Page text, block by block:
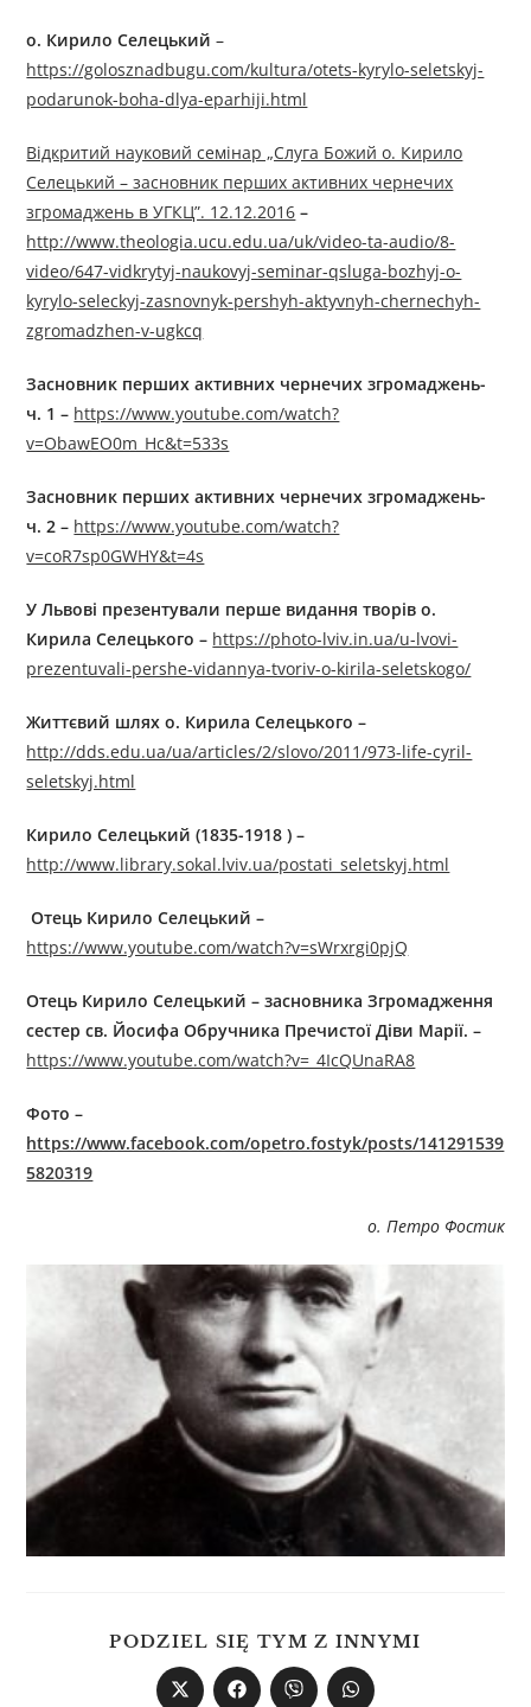
о. Кирило Селецький –
https://golosznadbugu.com/kultura/otets-kyrylo-seletskyj-
podarunok-boha-dlya-eparhiji.html
Відкритий науковий семінар „Слуга Божий о. Кирило
Селецький – засновник перших активних чернечих
згромаджень в УГКЦ”. 12.12.2016 –
http://www.theologia.ucu.edu.ua/uk/video-ta-audio/8-
video/647-vidkrytyj-naukovyj-seminar-qsluga-bozhyj-o-
kyrylo-seleckyj-zasnovnyk-pershyh-aktyvnyh-chernechyh-
zgromadzhen-v-ugkcq
Засновник перших активних чернечих згромаджень-
ч. 1 – https://www.youtube.com/watch?
v=ObawEO0m_Hc&t=533s
Засновник перших активних чернечих згромаджень-
ч. 2 – https://www.youtube.com/watch?
v=coR7sp0GWHY&t=4s
У Львові презентували перше видання творів о.
Кирила Селецького – https://photo-lviv.in.ua/u-lvovi-
prezentuvali-pershe-vidannya-tvoriv-o-kirila-seletskogo/
Життєвий шлях о. Кирила Селецького –
http://dds.edu.ua/ua/articles/2/slovo/2011/973-life-cyril-
seletskyj.html
Кирило Селецький (1835-1918 ) –
http://www.library.sokal.lviv.ua/postati_seletskyj.html
Oтець Кирило Селецький –
https://www.youtube.com/watch?v=sWrxrgi0pjQ
Отець Кирило Селецький – засновника Згромадження
сестер св. Йосифа Обручника Пречистої Діви Марії. –
https://www.youtube.com/watch?v=_4IcQUnaRA8
Фото –
https://www.facebook.com/opetro.fostyk/posts/141291539
5820319
о. Петро Фостик
PODZIEL SIĘ TYM Z INNYMI